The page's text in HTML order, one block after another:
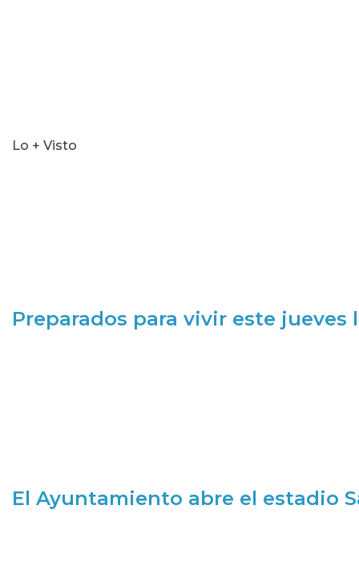
Lo + Visto
Preparados para vivir este jueves
El Ayuntamiento abre el estadio